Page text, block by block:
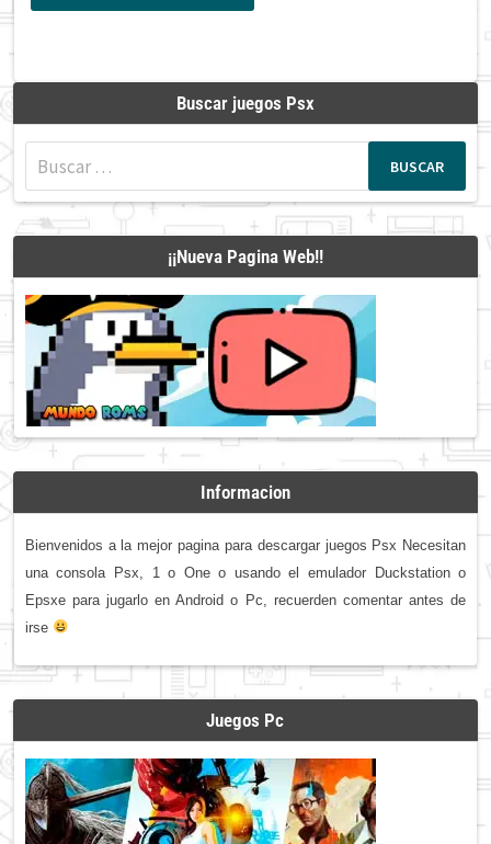
Buscar juegos Psx
Buscar:
¡¡Nueva Pagina Web!!
Informacion
Bienvenidos a la mejor pagina para descargar juegos Psx Necesitan
una consola Psx, 1 o One o usando el emulador Duckstation o
Epsxe para jugarlo en Android o Pc, recuerden comentar antes de
irse
Juegos Pc